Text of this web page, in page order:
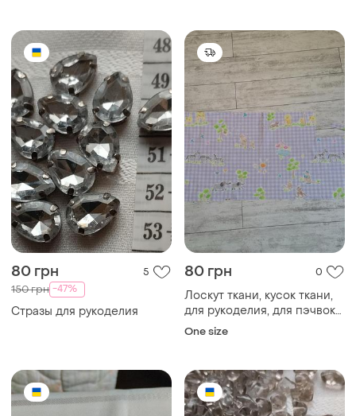
80 грн 5
150 грн -47%
Стразы для рукоделия
80 грн 0
Лоскут ткани, кусок ткани,
для рукоделия, для пэчвока,
животные
One size